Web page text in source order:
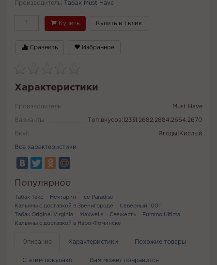
Производитель: Табак Must Have
Купить Купить в 1 клик
Сравнить Избранное
Характеристики
Производитель Must Have
Варианты Топ вкусов:12331,2682,2884,2664,2670
Вкус Ягоды|Кислый
Все характеристики
Популярное
Табак Take Нектарин
Ice Paradise
Кальяны с доставкой в Звенигороде
Северный 100г
Табак Original Virginia
Maxwells Свежесть
Fummo Ultima
Кальяны с доставкой в Наро-Фоминске
Описание Характеристики Похожие товары
С этим покупают Вам может понравится